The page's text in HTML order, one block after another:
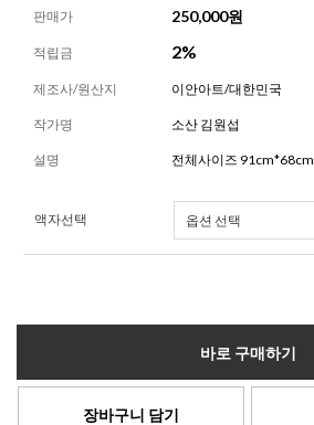
판매가 250,000원
적립금 2%
제조사/원산지 이안아트/대한민국
작가명 소산 김원섭
설명 전체사이즈 91cm*68cm
액자선택
바로 구매하기
장바구니 담기